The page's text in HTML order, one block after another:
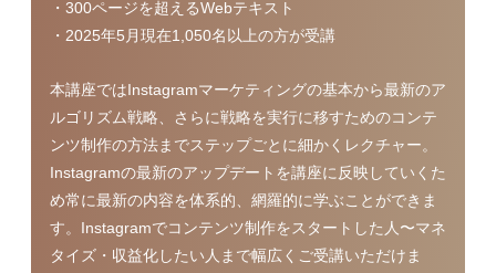
・300ページを超えるWebテキスト
・2025年5月現在1,050名以上の方が受講
本講座ではInstagramマーケティングの基本から最新のア
ルゴリズム戦略、さらに戦略を実行に移すためのコンテ
ンツ制作の方法までステップごとに細かくレクチャー。
Instagramの最新のアップデートを講座に反映していくた
め常に最新の内容を体系的、網羅的に学ぶことができま
す。Instagramでコンテンツ制作をスタートした人〜マネ
タイズ・収益化したい人まで幅広くご受講いただけま